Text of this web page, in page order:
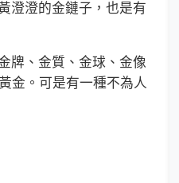
澄澄的金鏈子，也是有
牌、金質、金球、金像
金。可是有一種不為人